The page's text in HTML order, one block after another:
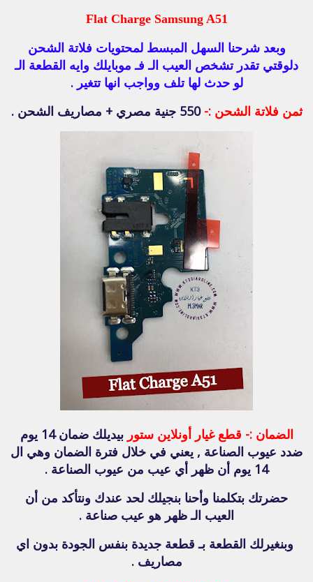
Flat Charge Samsung A51
وبعد شرحنا السهل المبسط لمحتويات فلاتة الشحن
دلوقتي تقدر تشخص العيب الـ فـ موبايلك وايه القطعة الـ
لو حدث لها تلف وواجب انها تتغير .
ثمن فلاتة الشحن :- 550 جنية مصري + مصاريف الشحن .
الضمان :- قطع غيار أونلاين ستور
بيديلك ضمان 14 يوم
ضدد عيوب الصناعة , يعني في خلال فترة الضمان وهي ال
14 يوم أن ظهر أي عيب من عيوب الصناعة .
حضرتك بتكلمنا وأحنا بنجيلك لحد عندك ونتأكد من أن
العيب الـ ظهر هو عيب صناعة .
وبنغيرلك القطعة بـ قطعة جديدة بنفس الجودة بدون اي
مصاريف .